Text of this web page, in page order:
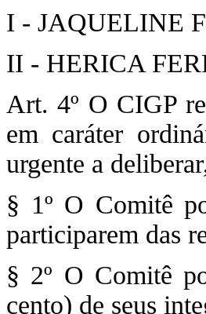
I - JAQUELINE
II - HERICA
Art. 4º O CIGP
em caráter
urgente a
§ 1º O Comitê
participarem das
§ 2º O Comitê
cento) de seus